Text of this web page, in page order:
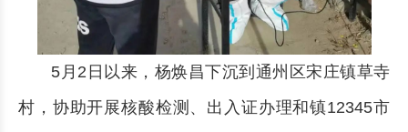
5月2日以来，杨焕昌下沉到通州区宋庄镇草寺
村，协助开展核酸检测、出入证办理和镇12345市